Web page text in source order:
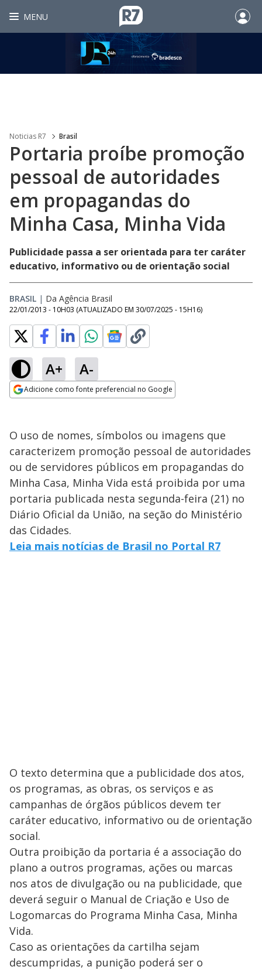
MENU
Noticias R7 Brasil
Portaria proíbe promoção
pessoal de autoridades
em propagandas do
Minha Casa, Minha Vida
Publicidade passa a ser orientada para ter caráter
educativo, informativo ou de orientação social
BRASIL | Da Agência Brasil
22/01/2013 - 10H03 (ATUALIZADO EM 30/07/2025 - 15H16)
A+ A-
Adicione como fonte preferencial no Google
O uso de nomes, símbolos ou imagens que
caracterizem promoção pessoal de autoridades
ou de servidores públicos em propagandas do
Minha Casa, Minha Vida está proibida por uma
portaria publicada nesta segunda-feira (21) no
Diário Oficial da União, na seção do Ministério
das Cidades.
Leia mais notícias de Brasil no Portal R7
O texto determina que a publicidade dos atos,
os programas, as obras, os serviços e as
campanhas de órgãos públicos devem ter
caráter educativo, informativo ou de orientação
social.
Outra proibição da portaria é a associação do
plano a outros programas, ações ou marcas
nos atos de divulgação ou na publicidade, que
deverá seguir o Manual de Criação e Uso de
Logomarcas do Programa Minha Casa, Minha
Vida.
Caso as orientações da cartilha sejam
descumpridas, a punição poderá ser o